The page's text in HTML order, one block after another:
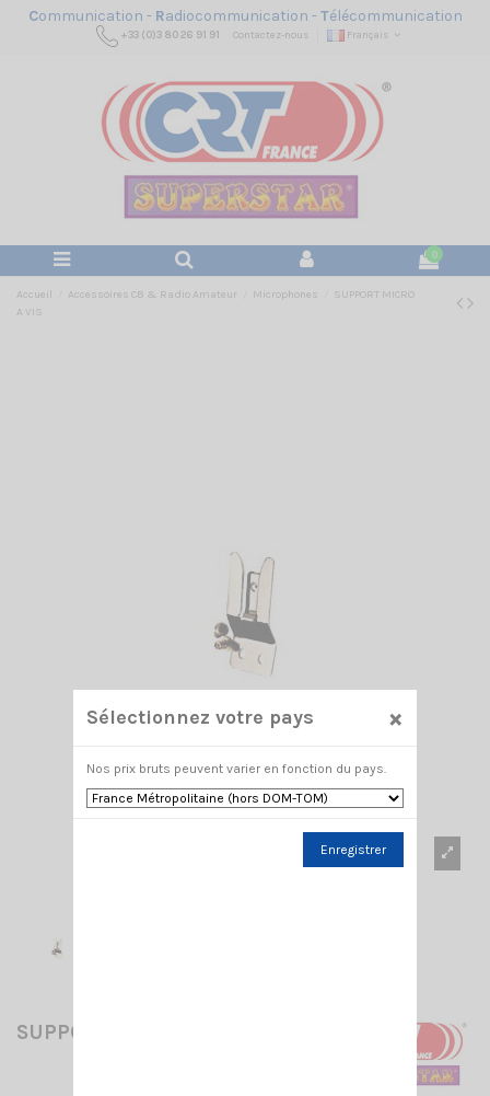
Communication - Radiocommunication -Télécommunication
+33 (0)3 80 26 91 91 Contactez-nous Français
0
Accueil Accessoires CB & Radio Amateur Microphones
SUPPORT MICRO
A VIS
SUPPORT MICRO A VIS
Sélectionnez votre pays ×
Nos prix bruts peuvent varier en fonction du pays.
Enregistrer